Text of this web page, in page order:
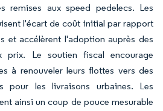
remises aux speed pedelecs. Les
l'écart de coût initial par rapport
et accélèrent l'adoption auprès des
prix. Le soutien fiscal encourage
à renouveler leurs flottes vers des
pour les livraisons urbaines. Les
ainsi un coup de pouce mesurable